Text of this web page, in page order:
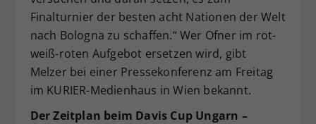
Finalturnier der besten acht Nationen der Welt
nach Bologna zu schaffen.“ Wer Ofner im rot-
weiß-roten Aufgebot ersetzen wird, gibt
Melzer bei einer Pressekonferenz am Freitag
im KURIER-Medienhaus in Wien bekannt.
Der Zeitplan beim Davis Cup Ungarn –